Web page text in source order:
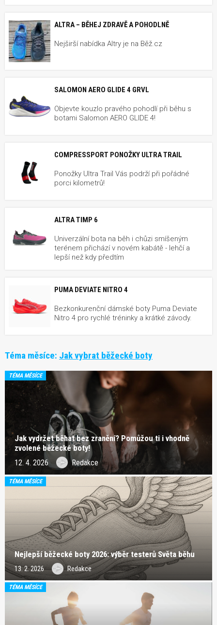
ALTRA – BĚHEJ ZDRAVĚ A POHODLNĚ
Nejširší nabídka Altry je na Běž.cz
SALOMON AERO GLIDE 4 GRVL
Objevte kouzlo pravého pohodlí při běhu s
botami Salomon AERO GLIDE 4!
COMPRESSPORT PONOŽKY ULTRA TRAIL
Ponožky Ultra Trail Vás podrží při pořádné
porci kilometrů!
ALTRA TIMP 6
Univerzální bota na běh i chůzi smíšeným
terénem přichází v novém kabátě - lehčí a
lepší než kdy předtím
PUMA DEVIATE NITRO 4
Bezkonkurenční dámské boty Puma Deviate
Nitro 4 pro rychlé tréninky a krátké závody.
Téma měsíce: Jak vybrat běžecké boty
TÉMA MĚSÍCE
Jak vydržet běhat bez zranění? Pomůžou ti i vhodně
zvolené běžecké boty!
12. 4. 2026 Redakce
TÉMA MĚSÍCE
Nejlepší běžecké boty 2026: výběr testerů Světa běhu
13. 2. 2026 Redakce
TÉMA MĚSÍCE